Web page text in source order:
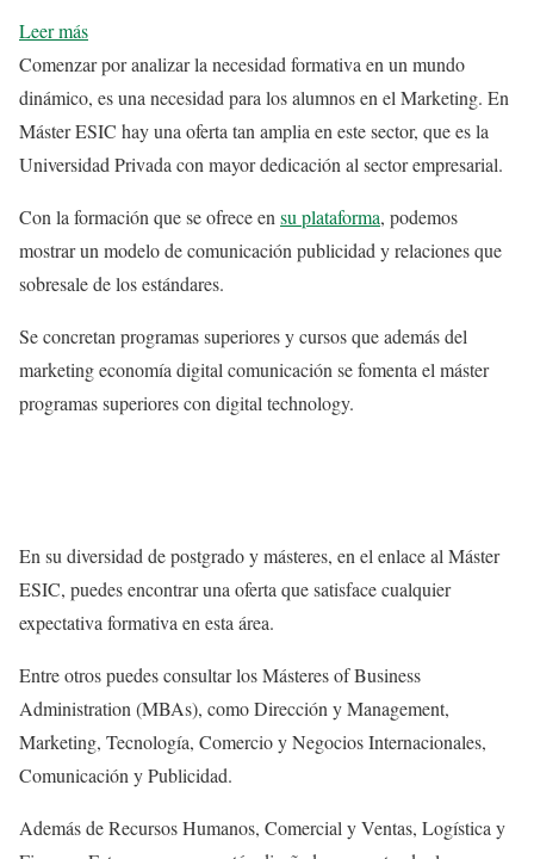
Leer más
Comenzar por analizar la necesidad formativa en un mundo
dinámico, es una necesidad para los alumnos en el Marketing. En
Máster ESIC hay una oferta tan amplia en este sector, que es la
Universidad Privada con mayor dedicación al sector empresarial.
Con la formación que se ofrece en su plataforma, podemos
mostrar un modelo de comunicación publicidad y relaciones que
sobresale de los estándares.
Se concretan programas superiores y cursos que además del
marketing economía digital comunicación se fomenta el máster
programas superiores con digital technology.
En su diversidad de postgrado y másteres, en el enlace al Máster
ESIC, puedes encontrar una oferta que satisface cualquier
expectativa formativa en esta área.
Entre otros puedes consultar los Másteres of Business
Administration (MBAs), como Dirección y Management,
Marketing, Tecnología, Comercio y Negocios Internacionales,
Comunicación y Publicidad.
Además de Recursos Humanos, Comercial y Ventas, Logística y